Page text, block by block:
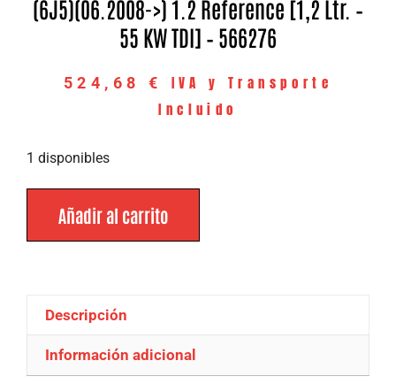
(6J5)(06.2008->) 1.2 Reference [1,2 Ltr. –
55 KW TDI] – 566276
524,68 €
IVA y Transporte
Incluido
1 disponibles
Añadir al carrito
Descripción
Información adicional